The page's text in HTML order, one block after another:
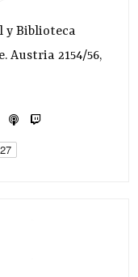
y Biblioteca
Austria 2154/56,